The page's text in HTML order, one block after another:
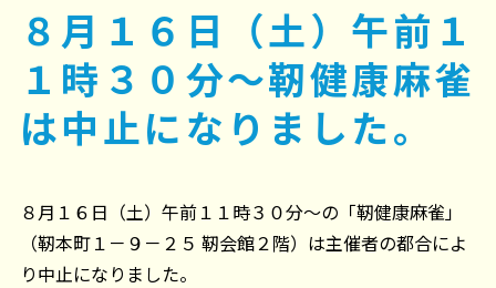
８月１６日（土）午前１
１時３０分～靭健康麻雀
は中止になりました。
８月１６日（土）午前１１時３０分～の「靭健康麻雀」
（靭本町１－９－２５ 靭会館２階）は主催者の都合によ
り中止になりました。